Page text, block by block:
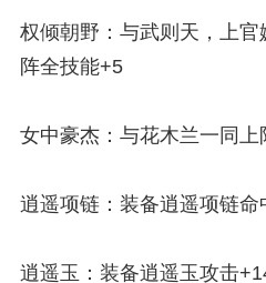
权倾朝野：与武则天，上
阵全技能+5
女中豪杰：与花木兰一同上
逍遥项链：装备逍遥项链命
逍遥玉：装备逍遥玉攻击